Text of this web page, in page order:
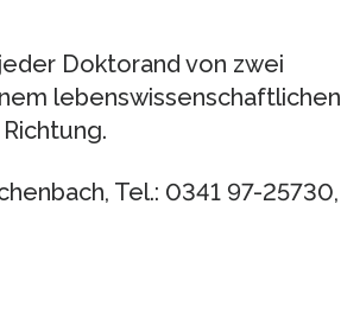
Doktorand von zwei
lebenswissenschaftlichen
Tel.: 0341 97-25730,